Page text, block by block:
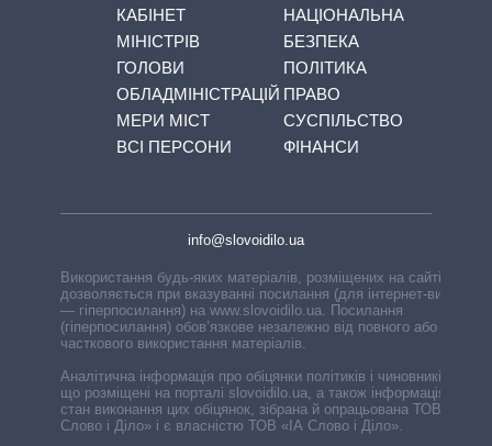
КАБІНЕТ
МІНІСТРІВ
ГОЛОВИ
ОБЛАДМІНІСТРАЦІЙ
МЕРИ МІСТ
ВСІ ПЕРСОНИ
НАЦІОНАЛЬНА
БЕЗПЕКА
ПОЛІТИКА
ПРАВО
СУСПІЛЬСТВО
ФІНАНСИ
info@slovoidilo.ua
Використання будь-яких матеріалів, розміщених на сайті,
дозволяється при вказуванні посилання (для інтернет-видань
— гіперпосилання) на www.slovoidilo.ua. Посилання
(гіперпосилання) обов’язкове незалежно від повного або
часткового використання матеріалів.
Аналітична інформація про обіцянки політиків і чиновників,
що розміщені на порталі slovoidilo.ua, а також інформація про
стан виконання цих обіцянок, зібрана й опрацьована ТОВ «ІА
Слово і Діло» і є власністю ТОВ «ІА Слово і Діло».